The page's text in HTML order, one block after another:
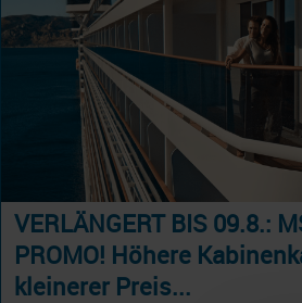
VERLÄNGERT BIS 09.8.:
PROMO! Höhere
kleinerer Preis...